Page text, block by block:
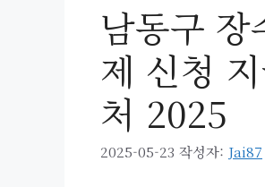
남동구 장
제 신청
처 2025
2025-05-23 작성자: Jai87